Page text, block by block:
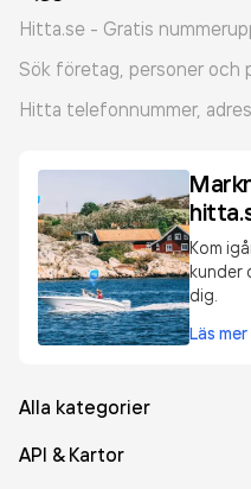
Hitta.se - Gratis
Sök företag, personer och
Hitta telefonnummer,
Kom
kunder
dig.
Läs
Alla kategorier
API & Kartor